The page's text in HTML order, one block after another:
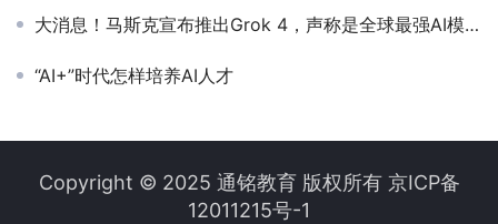
大消息！马斯克宣布推出Grok 4，声称是全球最强AI模型，在处理这类问题上的表现已达到博士级别
“AI+”时代怎样培养AI人才
Copyright © 2025 通铭教育 版权所有 京ICP备
12011215号-1